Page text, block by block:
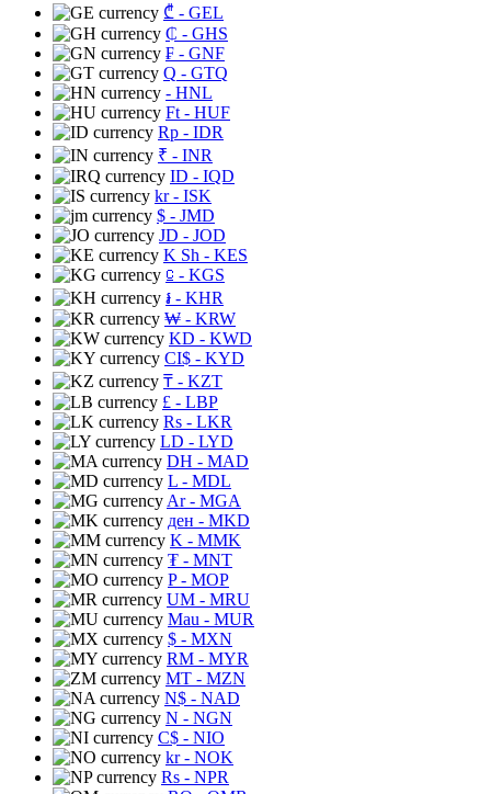
₾ - GEL
₵ - GHS
₣ - GNF
Q - GTQ
- HNL
Ft - HUF
Rp - IDR
₹ - INR
ID - IQD
kr- ISK
$ - JMD
JD - JOD
K Sh - KES
⃀ - KGS
៛ - KHR
₩ - KRW
KD - KWD
CI$ - KYD
₸ - KZT
£ - LBP
Rs - LKR
LD - LYD
DH - MAD
L - MDL
Ar- MGA
ден - MKD
K - MMK
₮ - MNT
P- MOP
UM - MRU
Mau - MUR
$ - MXN
RM - MYR
MT - MZN
N$ - NAD
N - NGN
C$ - NIO
kr- NOK
Rs - NPR